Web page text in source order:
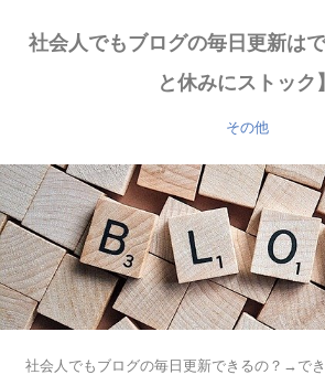
社会人でもブログの毎日更新は
と休みにストック】
その他
社会人でもブログの毎日更新できるの？→で